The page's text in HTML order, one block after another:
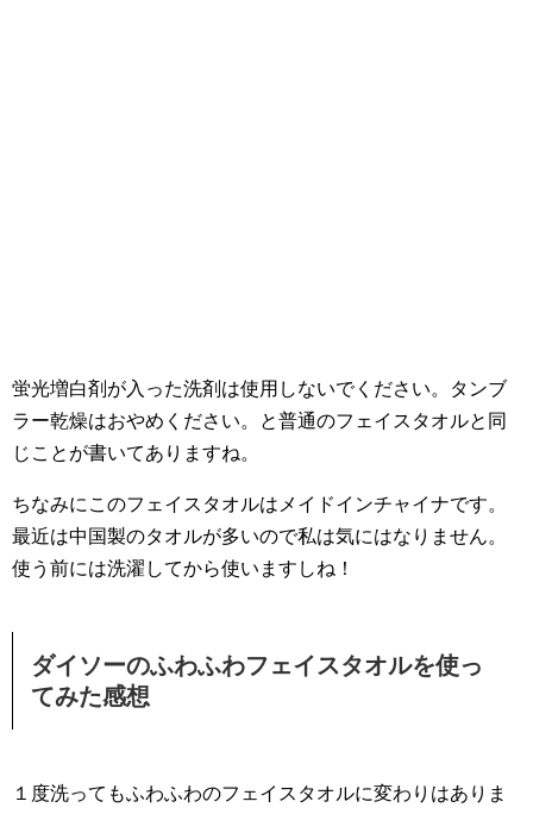
蛍光増白剤が入った洗剤は使用しないでください。タンブ
ラー乾燥はおやめください。と普通のフェイスタオルと同
じことが書いてありますね。
ちなみにこのフェイスタオルはメイドインチャイナです。
最近は中国製のタオルが多いので私は気にはなりません。
使う前には洗濯してから使いますしね！
ダイソーのふわふわフェイスタオルを使っ
てみた感想
１度洗ってもふわふわのフェイスタオルに変わりはありま